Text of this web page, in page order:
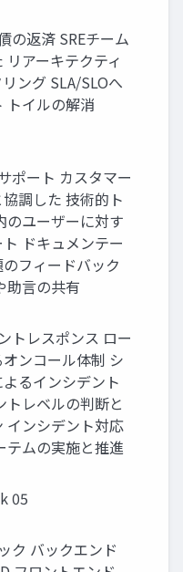
の返済 SREチーム
アーキテクティ
ング SLA/SLOへ
トイルの解消
ポート カスタマー
調した 技術的ト
のユーザーに対す
ドキュメンテー
フィードバック
助言の共有
トレスポンス ロー
ンコール体制 シ
るインシデント
トレベルの判断と
インシデント対応
テムの実施と推進
05
ク バックエンド